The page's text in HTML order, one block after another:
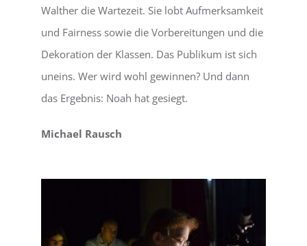
Walther die Wartezeit. Sie lobt Aufmerksamkeit
und Fairness sowie die Vorbereitungen und die
Dekoration der Klassen. Das Publikum ist sich
uneins. Wer wird wohl gewinnen? Und dann
das Ergebnis: Noah hat gesiegt.
Michael Rausch